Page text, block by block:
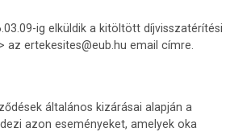
ig elküldik a kitöltött díjvisszatérítési
az ertekesites@eub.hu email címre.
általános kizárásai alapján a
azon eseményeket, amelyek oka